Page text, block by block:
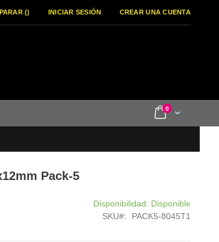
() INICIAR SESIÓN CREAR UNA CUENTA
Cart
0items
Pack-5
Disponibilidad: Disponible
SKU
PACK5-8045T1